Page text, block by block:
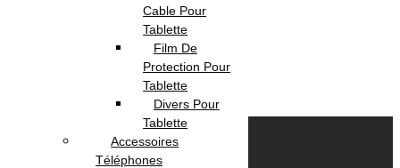
iconix(1)
(1)
Cable Pour
Tablette
Film De
Protection Pour
Tablette
Divers Pour
Tablette
Accessoires
Téléphones